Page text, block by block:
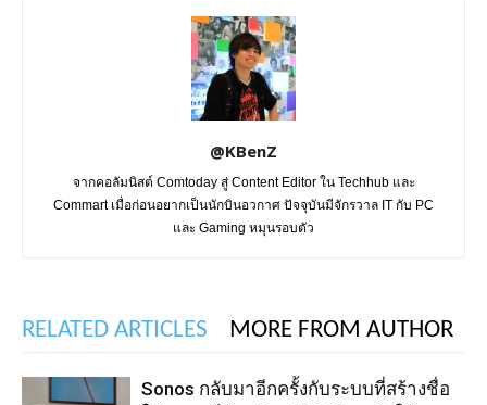
@KBenZ
จากคอลัมนิสต์ Comtoday สู่ Content Editor ใน Techhub และ
Commart เมื่อก่อนอยากเป็นนักบินอวกาศ ปัจจุบันมีจักรวาล IT กับ PC
และ Gaming หมุนรอบตัว
RELATED ARTICLES MORE FROM AUTHOR
Sonos กลับมาอีกครั้งกับระบบที่สร้างชื่อ